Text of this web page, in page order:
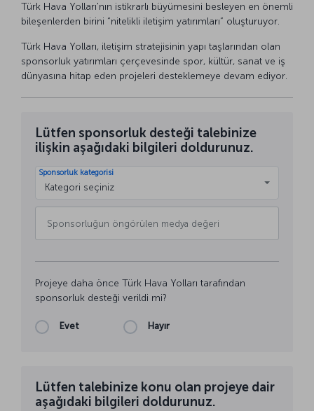
Türk Hava Yolları'nın istikrarlı büyümesini besleyen en önemli
bileşenlerden birini “nitelikli iletişim yatırımları” oluşturuyor.
Türk Hava Yolları, iletişim stratejisinin yapı taşlarından olan
sponsorluk yatırımları çerçevesinde spor, kültür, sanat ve iş
dünyasına hitap eden projeleri desteklemeye devam ediyor.
Lütfen sponsorluk desteği talebinize
ilişkin aşağıdaki bilgileri doldurunuz.
Sponsorluk kategorisi
Kategori seçiniz
Projeye daha önce Türk Hava Yolları tarafından
sponsorluk desteği verildi mi?
Evet Hayır
Lütfen talebinize konu olan projeye dair
aşağıdaki bilgileri doldurunuz.